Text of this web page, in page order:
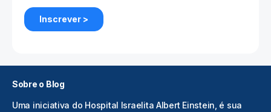
Sobre o Blog
Uma iniciativa do Hospital Israelita Albert Einstein, é sua